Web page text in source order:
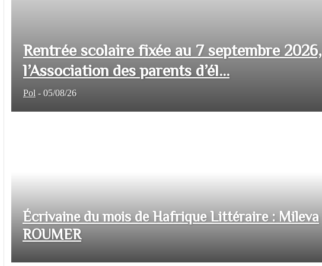
Rentrée scolaire fixée au 7 septembre 2026,
l’Association des parents d’él...
Pol - 05/08/26
Écrivaine du mois de Hafrique Littéraire : Mileva
ROUMER